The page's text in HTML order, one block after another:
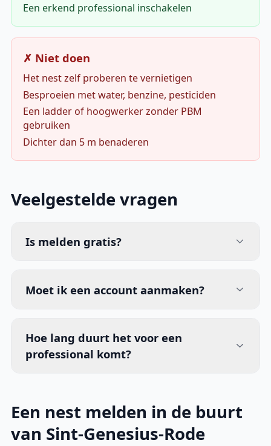
Een erkend professional inschakelen
✗ Niet doen
Het nest zelf proberen te vernietigen
Besproeien met water, benzine, pesticiden
Een ladder of hoogwerker zonder PBM
gebruiken
Dichter dan 5 m benaderen
Veelgestelde vragen
Is melden gratis?
Moet ik een account aanmaken?
Hoe lang duurt het voor een
professional komt?
Een nest melden in de buurt
van Sint-Genesius-Rode